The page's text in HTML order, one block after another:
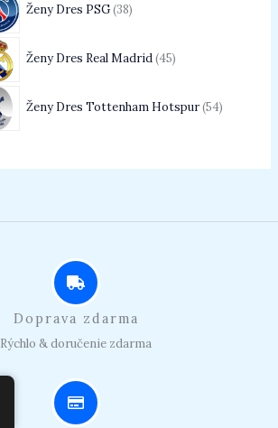
Ženy Dres PSG 38
Ženy Dres Real Madrid 45
Ženy Dres Tottenham Hotspur 54
Doprava zdarma
Rýchlo & doručenie zdarma